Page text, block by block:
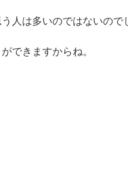
人は多いのではないので
できますからね。